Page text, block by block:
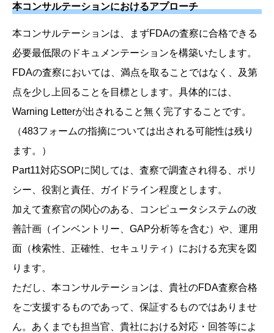
本コンサルテーションにおけるアプローチ
本コンサルテーションは、まずFDAの査察に合格できる
必要最低限のドキュメンテーションを構築いたします。
FDAの査察においては、満点を取ることではなく、及第
点を少し上回ることを目標とします。具体的には、
Warning Letterが出されること無く完了することです。
（483フォームの指摘については出される可能性は残り
ます。）
Part11対応SOPに関しては、査察で調査され得る、ポリ
シー、役割と責任、ガイドライン程度とします。
加えて査察官の関心のある、コンピュータシステムの改
善計画（インベントリー、GAP分析等を含む）や、運用
面（検索性、正確性、セキュリティ）における充実を図
ります。
ただし、本コンサルテーションは、貴社のFDA査察合格
をご支援するものであって、保証するものではありませ
ん。あくまでも担当官、貴社における対応・回答等によ